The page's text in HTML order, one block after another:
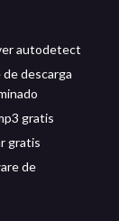
autodetect
descarga
gratis
gratis
de